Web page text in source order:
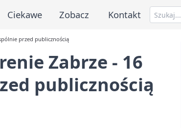
Ciekawe Zobacz Kontakt
przed publicznością
Zabrze - 16
publicznością